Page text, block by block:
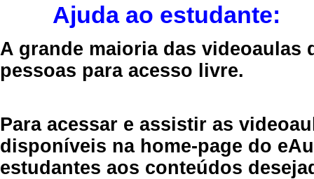
Ajuda ao estudante:
A grande maioria das videoaulas
pessoas para acesso livre.
Para acessar e assistir as
disponíveis na home-page do
estudantes aos conteúdos